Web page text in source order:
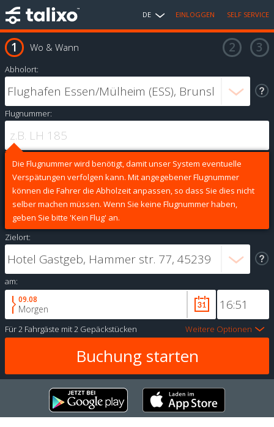
DE EINLOGGEN SELF SERVICE
Wo & Wann
Abholort:
Flugnummer:
Die Flugnummer wird benötigt, damit unser System eventuelle
Verspätungen verfolgen kann. Mit angegebener Flugnummer
können die Fahrer die Abholzeit anpassen, so dass Sie dies nicht
selber machen müssen. Wenn Sie keine Flugnummer haben,
geben Sie bitte 'Kein Flug' an.
Zielort:
am:
09.08
Morgen
Für2 Fahrgäste mit2 Gepäckstücken Weitere Optionen